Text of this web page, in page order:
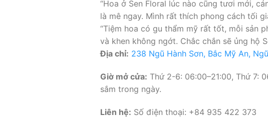
“Hoa ở Sen Floral lúc nào cũng tươi mới,
là mê ngay. Mình rất thích phong cách tối
“Tiệm hoa có gu thẩm mỹ rất tốt, mỗi sản
và khen không ngớt. Chắc chắn sẽ ủng hộ
Địa chỉ: 238 Ngũ Hành Sơn, Bắc Mỹ An,
Giờ mở cửa: Thứ 2-6: 06:00–21:00, Thứ 7:
sắm trong ngày.
Liên hệ: Số điện thoại: +84 935 422 373